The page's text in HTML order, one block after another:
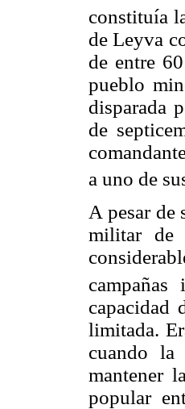
constituía
de Leyva
de entre
pueblo
disparada
de
a uno de
A pesar de
militar de
capacidad
limitada.
cuando la
mantener
popular